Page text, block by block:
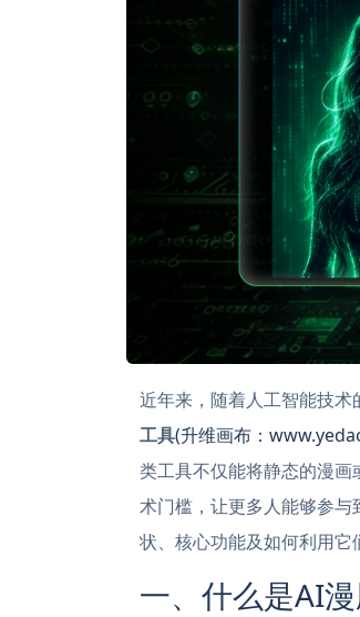
近年来，随着人工智能技术
工具(升维画布：
类工具不仅能将静态的漫画
术门槛，让更多人能够参
状、核心功能及如何利用它
一、什么是AI